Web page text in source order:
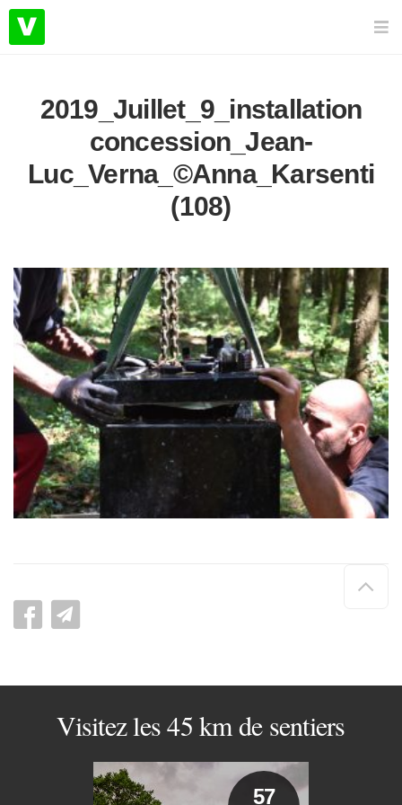
2019_Juillet_9_installation
concession_Jean-
Luc_Verna_©Anna_Karsenti
(108)
de
Visitez les 45 km de sentiers
57